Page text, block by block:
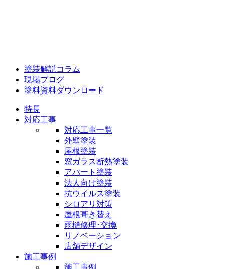
塗装解説コラム
現場ブログ
塗料資料ダウンロード
特長
対応工事
対応工事一覧
外壁塗装
屋根塗装
窓ガラス断熱塗装
アパート塗装
法人向け塗装
抗ウイルス塗装
シロアリ対策
屋根葺き替え
雨樋修理･交換
リノベーション
店舗デザイン
施工事例
施工事例